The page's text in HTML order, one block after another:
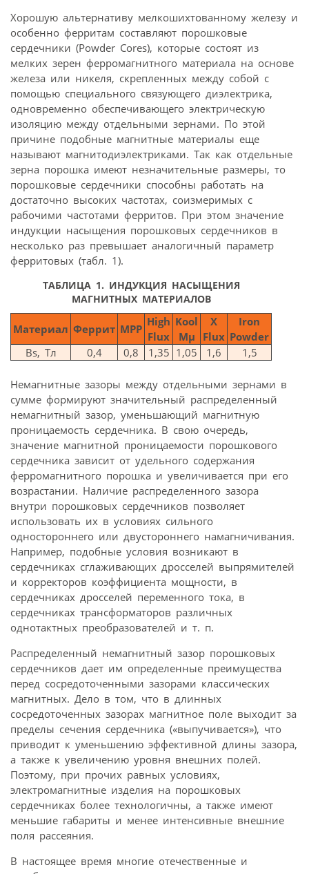
Хорошую альтернативу мелкошихтованному железу и
особенно ферритам составляют порошковые
сердечники (Powder Cores), которые состоят из
мелких зерен ферромагнитного материала на основе
железа или никеля, скрепленных между собой с
помощью специального связующего диэлектрика,
одновременно обеспечивающего электрическую
изоляцию между отдельными зернами. По этой
причине подобные магнитные материалы еще
называют магнитодиэлектриками. Так как отдельные
зерна порошка имеют незначительные размеры, то
порошковые сердечники способны работать на
достаточно высоких частотах, соизмеримых с
рабочими частотами ферритов. При этом значение
индукции насыщения порошковых сердечников в
несколько раз превышает аналогичный параметр
ферритовых (табл. 1).
ТАБЛИЦА 1. ИНДУКЦИЯ НАСЫЩЕНИЯ
МАГНИТНЫХ МАТЕРИАЛОВ
Материал Феррит MPP
High
Flux
Kool
Mμ
X
Flux
Iron
Powder
Bs, Тл
0,4 0,8 1,35 1,05 1,6 1,5
Немагнитные зазоры между отдельными зернами в
сумме формируют значительный распределенный
немагнитный зазор, уменьшающий магнитную
проницаемость сердечника. В свою очередь,
значение магнитной проницаемости порошкового
сердечника зависит от удельного содержания
ферромагнитного порошка и увеличивается при его
возрастании. Наличие распределенного зазора
внутри порошковых сердечников позволяет
использовать их в условиях сильного
одностороннего или двустороннего намагничивания.
Например, подобные условия возникают в
сердечниках сглаживающих дросселей выпрямителей
и корректоров коэффициента мощности, в
сердечниках дросселей переменного тока, в
сердечниках трансформаторов различных
однотактных преобразователей и т. п.
Распределенный немагнитный зазор порошковых
сердечников дает им определенные преимущества
перед сосредоточенными зазорами классических
магнитных. Дело в том, что в длинных
сосредоточенных зазорах магнитное поле выходит за
пределы сечения сердечника («выпучивается»), что
приводит к уменьшению эффективной длины зазора,
а также к увеличению уровня внешних полей.
Поэтому, при прочих равных условиях,
электромагнитные изделия на порошковых
сердечниках более технологичны, а также имеют
меньшие габариты и менее интенсивные внешние
поля рассеяния.
В настоящее время многие отечественные и